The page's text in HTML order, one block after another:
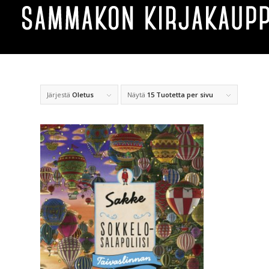
Järjestä Oletus Näytä 15 Tuotetta per sivu